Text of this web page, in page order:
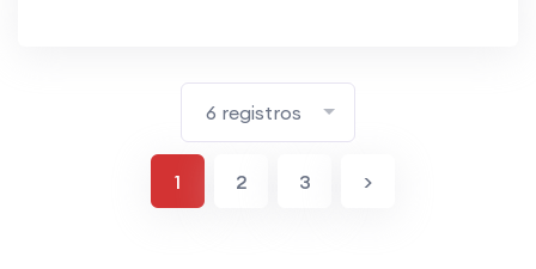
6 registros
1 2 3 >